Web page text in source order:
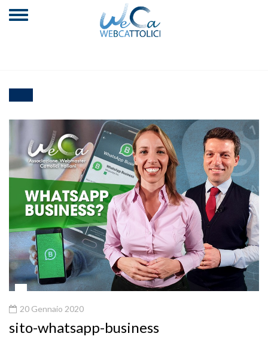
20 Gennaio 2020
sito-whatsapp-business